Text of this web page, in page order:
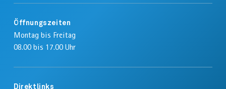
Öffnungszeiten
Montag bis Freitag
08.00 bis 17.00 Uhr
Direktlinks